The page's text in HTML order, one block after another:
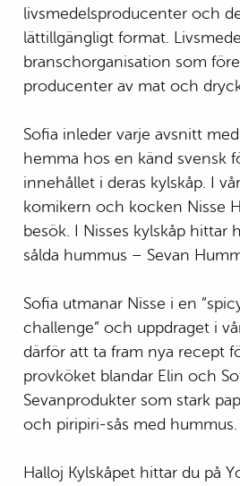
livsmedelsproducenter och
lättillgängligt format.
branschorganisation som
producenter av mat och
Sofia inleder varje avsnitt
hemma hos en känd svensk
innehållet i deras kylskåp. I
komikern och kocken Nisse
besök. I Nisses kylskåp hittar
sålda hummus – Sevan
Sofia utmanar Nisse i en
challenge” och uppdraget i
därför att ta fram nya recept
provköket blandar Elin och
Sevanprodukter som stark
och piripiri-sås med hummus.
Halloj Kylskåpet hittar du på